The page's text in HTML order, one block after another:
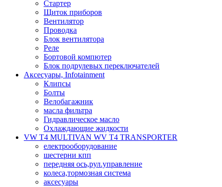
Стартер
Щиток приборов
Вентилятор
Проводка
Блок вентилятора
Реле
Бортовой компютер
Блок подрулевых переключателей
Аксесуары, Infotainment
Клипсы
Болты
Велобагажник
масла фильтра
Гидравлическое масло
Охлаждающие жидкости
VW T4 MULTIVAN WV T4 TRANSPORTER
електрооборудование
шестерни кпп
передняя ось,рул.управление
колеса,тормозная система
аксесуары